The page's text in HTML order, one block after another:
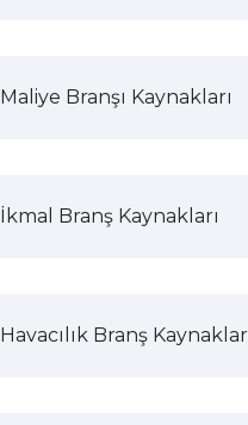
Maliye Branşı Kaynakları
İkmal Branş Kaynakları
Havacılık Branş